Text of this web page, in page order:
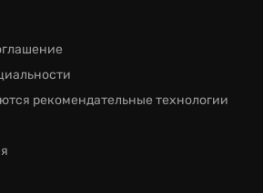
рекомендательные технологии